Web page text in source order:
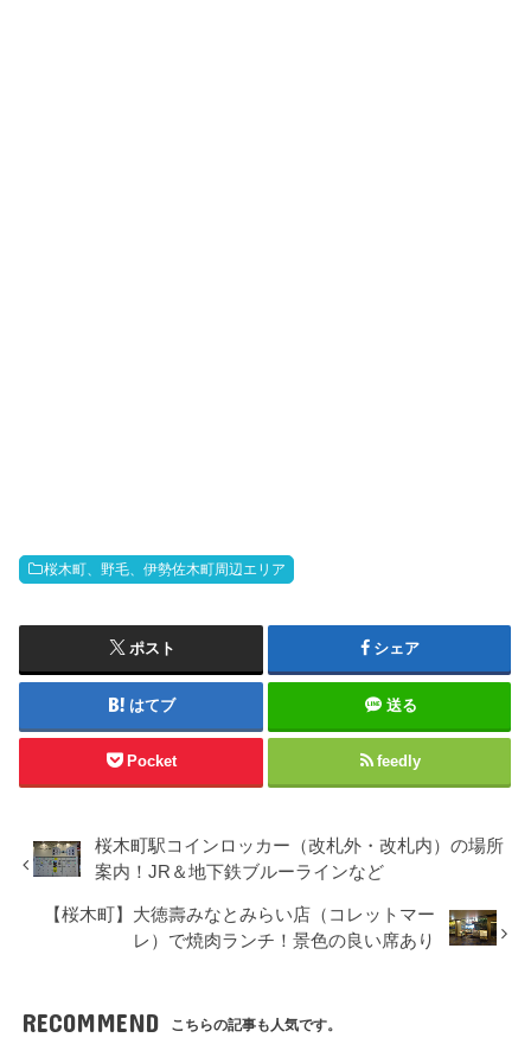
桜木町、野毛、伊勢佐木町周辺エリア
ポスト シェア
はてブ 送る
Pocket feedly
桜木町駅コインロッカー（改札外・改札内）の場所
案内！JR＆地下鉄ブルーラインなど
【桜木町】大徳壽みなとみらい店（コレットマー
レ）で焼肉ランチ！景色の良い席あり
RECOMMEND こちらの記事も人気です。